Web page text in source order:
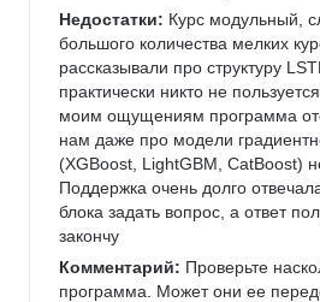
Недостатки: Курс модульный,
большого количества мелких
рассказывали про структуру
практически никто не
моим ощущениям программа
нам даже про модели
(XGBoost, LightGBM, CatBoost)
Поддержка очень долго
блока задать вопрос, а ответ
закончу
Комментарий: Проверьте
программа. Может они ее